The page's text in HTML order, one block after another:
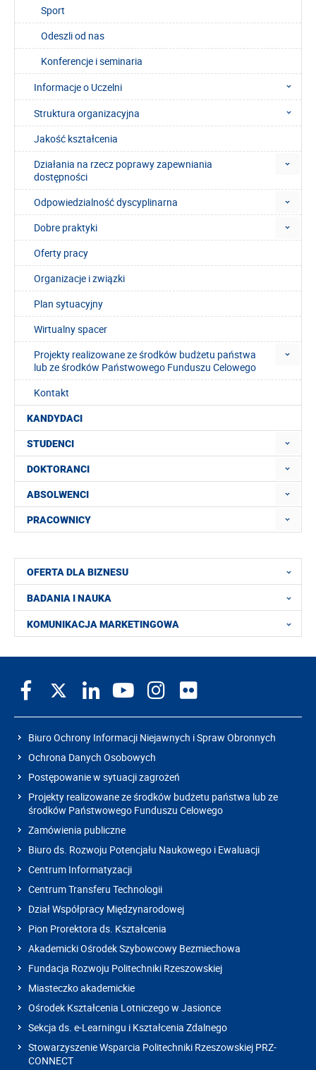
Sport
Odeszli od nas
Konferencje i seminaria
Informacje o Uczelni
Struktura organizacyjna
Jakość kształcenia
Działania na rzecz poprawy zapewniania
dostępności
Odpowiedzialność dyscyplinarna
Dobre praktyki
Oferty pracy
Organizacje i związki
Plan sytuacyjny
Wirtualny spacer
Projekty realizowane ze środków budżetu państwa
lub ze środków Państwowego Funduszu Celowego
Kontakt
KANDYDACI
STUDENCI
DOKTORANCI
ABSOLWENCI
PRACOWNICY
OFERTA DLA BIZNESU
BADANIA I NAUKA
KOMUNIKACJA MARKETINGOWA
Biuro Ochrony Informacji Niejawnych i Spraw Obronnych
Ochrona Danych Osobowych
Postępowanie w sytuacji zagrożeń
Projekty realizowane ze środków budżetu państwa lub ze
środków Państwowego Funduszu Celowego
Zamówienia publiczne
Biuro ds. Rozwoju Potencjału Naukowego i Ewaluacji
Centrum Informatyzacji
Centrum Transferu Technologii
Dział Współpracy Międzynarodowej
Pion Prorektora ds. Kształcenia
Akademicki Ośrodek Szybowcowy Bezmiechowa
Fundacja Rozwoju Politechniki Rzeszowskiej
Miasteczko akademickie
Ośrodek Kształcenia Lotniczego w Jasionce
Sekcja ds. e-Learningu i Kształcenia Zdalnego
Stowarzyszenie Wsparcia Politechniki Rzeszowskiej PRZ-
CONNECT